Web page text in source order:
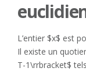
L’entier $x$ est
Il existe un
T-1\rrbracket$